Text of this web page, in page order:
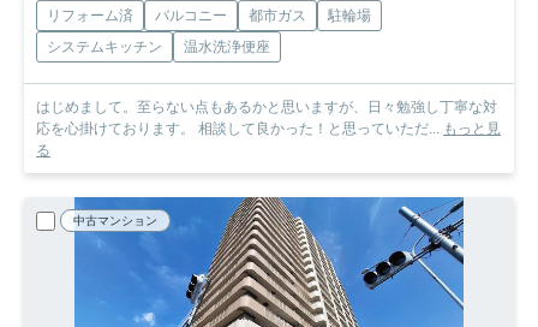
リフォーム済 バルコニー 都市ガス
駐輪場
システムキッチン
温水洗浄便座
はじめまして。至らない点もあるかと思いますが、日々勉強し丁寧な対
応を心掛けております。 相談して良かった！と思っていただ... もっと見
る
中古マンション